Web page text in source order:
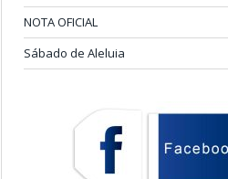
NOTA OFICIAL
Sábado de Aleluia